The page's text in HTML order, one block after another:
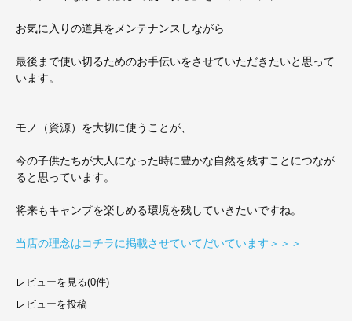
お気に入りの道具をメンテナンスしながら
最後まで使い切るためのお手伝いをさせていただきたいと思って
います。
モノ（資源）を大切に使うことが、
今の子供たちが大人になった時に豊かな自然を残すことにつなが
ると思っています。
将来もキャンプを楽しめる環境を残していきたいですね。
当店の理念はコチラに掲載させていてだいています＞＞＞
レビューを見る(0件)
レビューを投稿